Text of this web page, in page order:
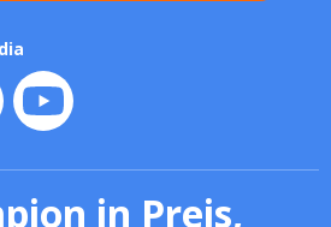
in Preis,